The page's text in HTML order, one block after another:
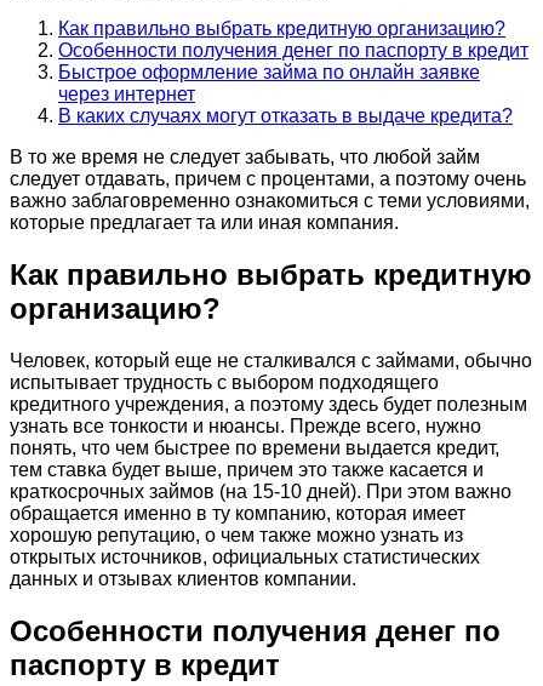
Как правильно выбрать кредитную организацию?
Особенности получения денег по паспорту в кредит
Быстрое оформление займа по онлайн заявке
через интернет
В каких случаях могут отказать в выдаче кредита?
В то же время не следует забывать, что любой займ
следует отдавать, причем с процентами, а поэтому очень
важно заблаговременно ознакомиться с теми условиями,
которые предлагает та или иная компания.
Как правильно выбрать кредитную
организацию?
Человек, который еще не сталкивался с займами, обычно
испытывает трудность с выбором подходящего
кредитного учреждения, а поэтому здесь будет полезным
узнать все тонкости и нюансы. Прежде всего, нужно
понять, что чем быстрее по времени выдается кредит,
тем ставка будет выше, причем это также касается и
краткосрочных займов (на 15-10 дней). При этом важно
обращается именно в ту компанию, которая имеет
хорошую репутацию, о чем также можно узнать из
открытых источников, официальных статистических
данных и отзывах клиентов компании.
Особенности получения денег по
паспорту в кредит